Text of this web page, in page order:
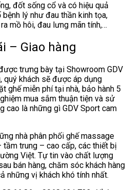
đốt sống cổ và có hiệu quả
lý như đau thần kinh tọa,
mồ hôi, đau lưng mãn tính,…
– Giao hàng
trưng bày tại Showroom GDV
quý khách sẽ được áp dụng
ghế miễn phí tại nhà, bảo hành 5
mua sắm thuận tiện và sử
cao là những gì GDV Sport cam
nhà phân phối ghế massage
tầm trung – cao cấp, các thiết bị
Việt. Tự tin vào chất lượng
bán hàng, chăm sóc khách hàng
những vị khách khó tính nhất.